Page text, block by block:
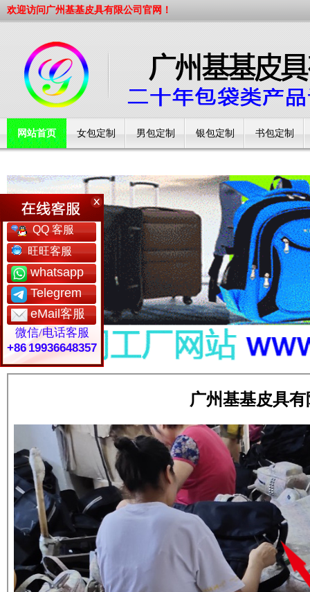
欢迎访问广州基基皮具有限公司官网！
网站首页 女包定制 男包定制 银包定制 书包定制
QQ 客服
旺旺客服
whatsapp
Telegrem
eMail客服
微信/电话客服
+86 19936648357